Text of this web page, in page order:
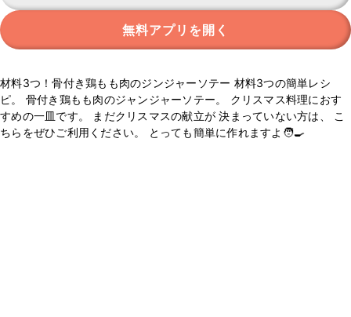
無料アプリを開く
材料3つ！骨付き鶏もも肉のジンジャーソテー 材料3つの簡単レシ
ピ。 骨付き鶏もも肉のジャンジャーソテー。 クリスマス料理におす
すめの一皿です。 まだクリスマスの献立が 決まっていない方は、 こ
ちらをぜひご利用ください。 とっても簡単に作れますよ🧑‍🍳